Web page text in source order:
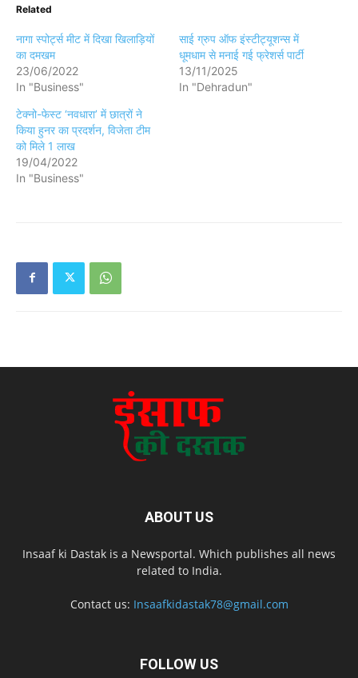
Related
नागा स्पोर्ट्स मीट में दिखा खिलाड़ियों
का दमखम
23/06/2022
In "Business"
साई ग्रुप ऑफ इंस्टीट्यूशन्स में
धूमधाम से मनाई गई फ्रेशर्स पार्टी
13/11/2025
In "Dehradun"
टेक्नो-फेस्ट ‘नवधारा’ में छात्रों ने
किया हुनर का प्रदर्शन, विजेता टीम
को मिले 1 लाख
19/04/2022
In "Business"
ABOUT US
Insaaf ki Dastak is a Newsportal. Which publishes all news
related to India.
Contact us: Insaafkidastak78@gmail.com
FOLLOW US